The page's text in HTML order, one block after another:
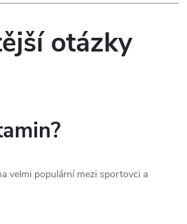
otázky
velmi populární mezi sportovci a